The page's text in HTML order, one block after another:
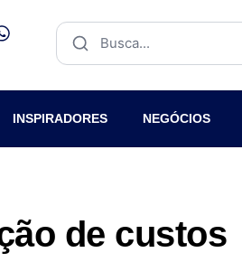
INSPIRADORES NEGÓCIOS
de custos